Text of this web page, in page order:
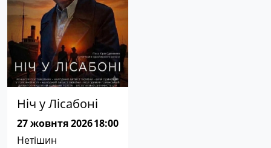
Ніч у Лісабоні
27 жовнтя 202618:00
Нетішин